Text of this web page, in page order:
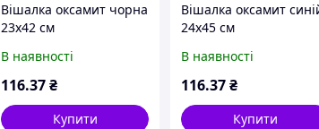
Вішалка оксамит чорна
23x42 см
В наявності
116.37₴
Купити
Вішалка оксамит
24x45 см
В наявності
116.37₴
Купити